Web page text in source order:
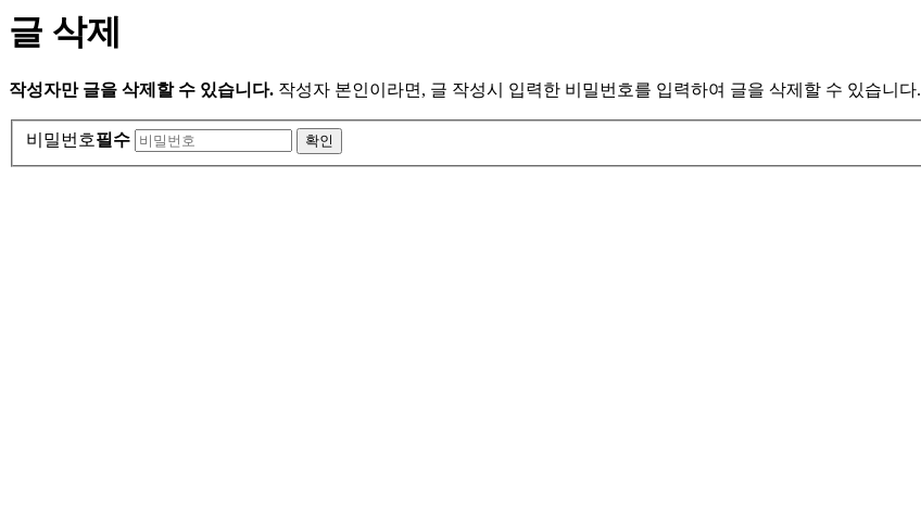
글 삭제
작성자만 글을 삭제할 수 있습니다. 작성자 본인이라면, 글 작성시 입력한 비밀번호를 입력하여 글을 삭제할 수 있습니다.
비밀번호필수